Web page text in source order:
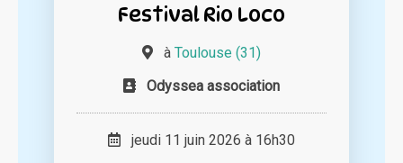
Festival Rio Loco
à Toulouse (31)
Odyssea association
jeudi 11 juin 2026 à 16h30